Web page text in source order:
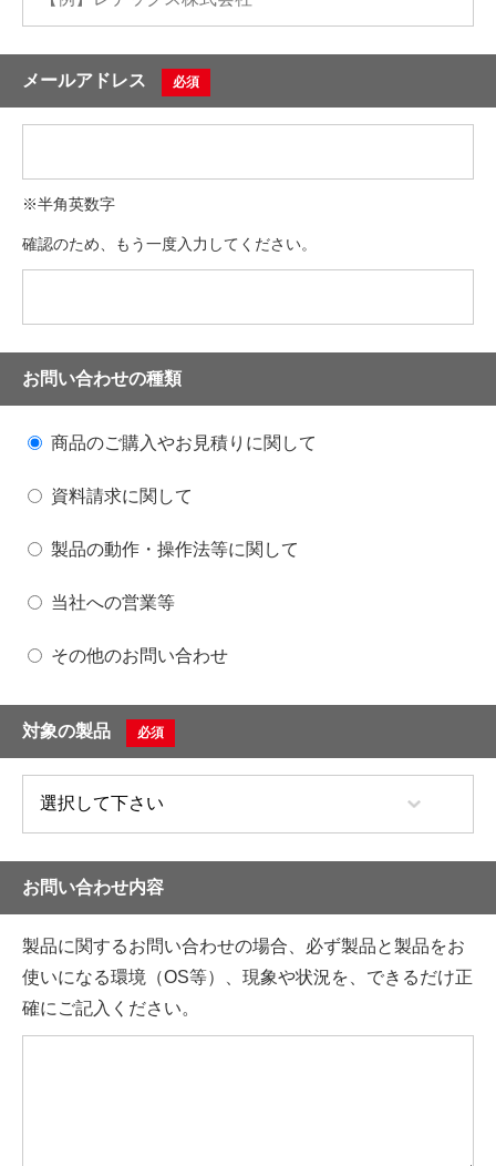
メールアドレス 必須
※半角英数字
確認のため、もう一度入力してください。
お問い合わせの種類
商品のご購入やお見積りに関して
資料請求に関して
製品の動作・操作法等に関して
当社への営業等
その他のお問い合わせ
対象の製品 必須
お問い合わせ内容
製品に関するお問い合わせの場合、必ず製品と製品をお
使いになる環境（OS等）、現象や状況を、できるだけ正
確にご記入ください。